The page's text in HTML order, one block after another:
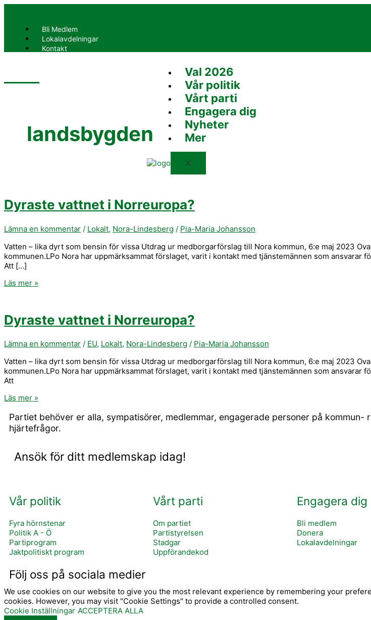
Hoppa
Bli Medlem
Lokalavdelningar
Kontakt
Val 2026
Vår politik
Vårt parti
Engagera dig
Nyheter
Mer
X
landsbygden
Dyraste vattnet i Norreuropa?
Lämna en kommentar / Lokalt, Nora-Lindesberg / Pia-Maria Johansson
Vatten – lika dyrt som bensin för vissa Utdrag ur medborgarförslag till Nora kommun, 6:e maj 2023
kommunen.LPo Nora har uppmärksammat förslaget, varit i kontakt med tjänstemännen som ansvarar
Att […]
Dyraste
Norreuropa?
Läs mer »
Dyraste vattnet i Norreuropa?
Lämna en kommentar / EU, Lokalt, Nora-Lindesberg / Pia-Maria Johansson
Vatten – lika dyrt som bensin för vissa Utdrag ur medborgarförslag till Nora kommun, 6:e maj 2023
kommunen.LPo Nora har uppmärksammat förslaget, varit i kontakt med tjänstemännen som ansvarar
Att
Dyraste
Norreuropa?
Läs mer »
Partiet behöver er alla, sympatisörer, medlemmar, engagerade personer på
hjärtefrågor.
Ansök för ditt medlemskap idag!
Vår politik
Fyra hörnstenar
Politik A - Ö
Partiprogram
Jaktpolitiskt program
Vårt parti
Om partiet
Partistyrelsen
Stadgar
Uppförandekod
Engagera dig
Bli medlem
Donera
Lokalavdelningar
Följ oss på sociala medier
c o
We use cookies on our website to give you the most relevant experience by remembering your
cookies. However, you may visit "Cookie Settings" to provide a controlled consent.
Cookie Inställningar ACCEPTERA ALLA